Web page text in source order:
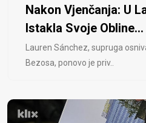
Nakon Vjenčanja: U
Istakla Svoje Obline...
Lauren Sánchez, supruga
Bezosa, ponovo je priv..